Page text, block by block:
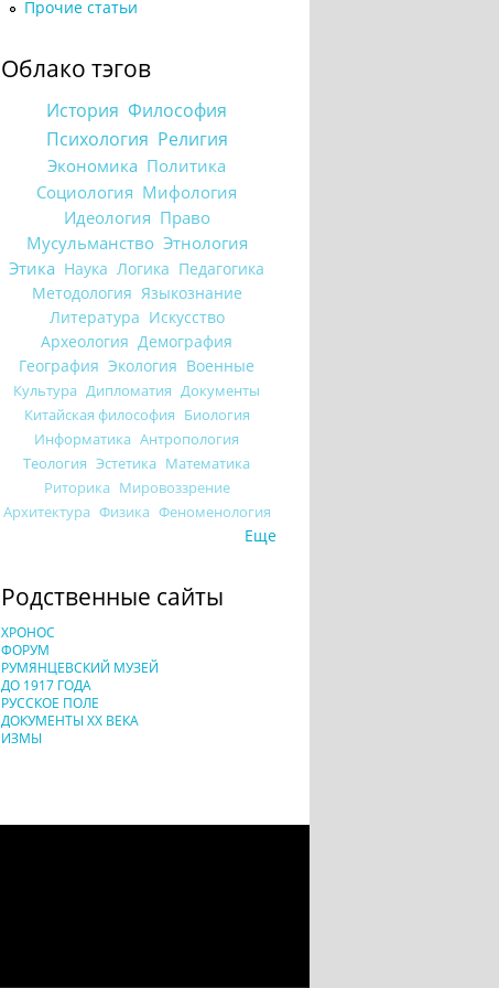
Прочие статьи
Облако тэгов
История Философия
Психология Религия
Экономика Политика
Социология Мифология
Идеология Право
Мусульманство Этнология
Этика Наука Логика Педагогика
Методология Языкознание
Литература Искусство
Археология Демография
География Экология Военные
Культура Дипломатия Документы
Китайская философия Биология
Информатика Антропология
Теология Эстетика Математика
Риторика Мировоззрение
Архитектура Физика Феноменология
Еще
Родственные сайты
ХРОНОС
ФОРУМ
РУМЯНЦЕВСКИЙ МУЗЕЙ
ДО 1917 ГОДА
РУССКОЕ ПОЛЕ
ДОКУМЕНТЫ XX ВЕКА
ИЗМЫ